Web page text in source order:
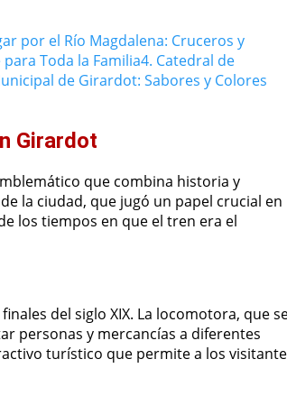
por el Río Magdalena: Cruceros y
Toda la Familia4. Catedral de
de Girardot: Sabores y Colores
Girardot
que combina historia y
de la ciudad, que jugó un papel crucial en
los tiempos en que el tren era el
finales del siglo XIX. La locomotora, que
personas y mercancías a diferentes
turístico que permite a los